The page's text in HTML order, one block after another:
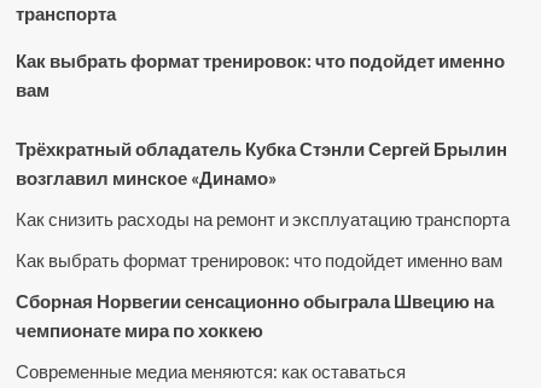
транспорта
Как выбрать формат тренировок: что подойдет именно
вам
Трёхкратный обладатель Кубка Стэнли Сергей Брылин
возглавил минское «Динамо»
Как снизить расходы на ремонт и эксплуатацию транспорта
Как выбрать формат тренировок: что подойдет именно вам
Сборная Норвегии сенсационно обыграла Швецию на
чемпионате мира по хоккею
Современные медиа меняются: как оставаться